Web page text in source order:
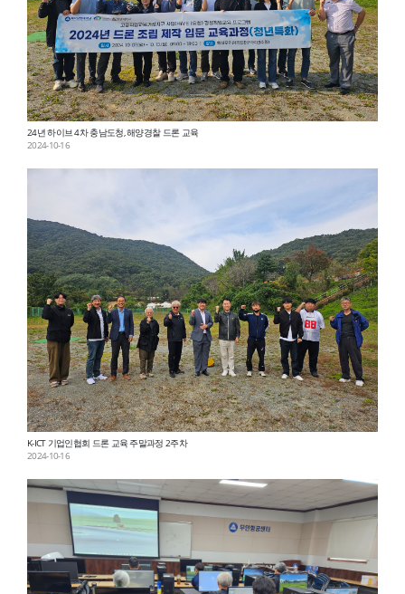
24년 하이브 4차 충남도청, 해양경찰 드론 교육
2024-10-16
K-ICT 기업인협회 드론 교육 주말과정 2주차
2024-10-16